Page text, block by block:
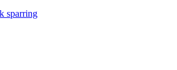
sparring